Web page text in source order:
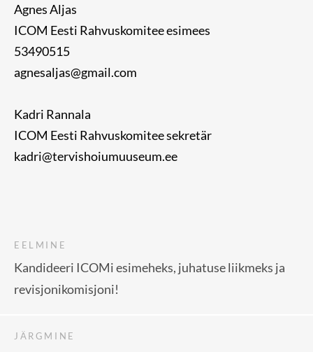
Agnes Aljas
ICOM Eesti Rahvuskomitee esimees
53490515
agnesaljas@gmail.com
Kadri Rannala
ICOM Eesti Rahvuskomitee sekretär
kadri@tervishoiumuuseum.ee
EELMINE
Kandideeri ICOMi esimeheks, juhatuse liikmeks ja
revisjonikomisjoni!
JÄRGMINE